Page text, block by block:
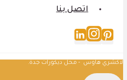
اتصل بنا
لاكشري هاوس - محل ديكورات جدة.